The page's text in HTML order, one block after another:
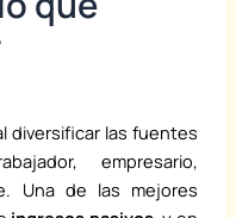
diversificar las fuentes
empresario,
Una de las mejores